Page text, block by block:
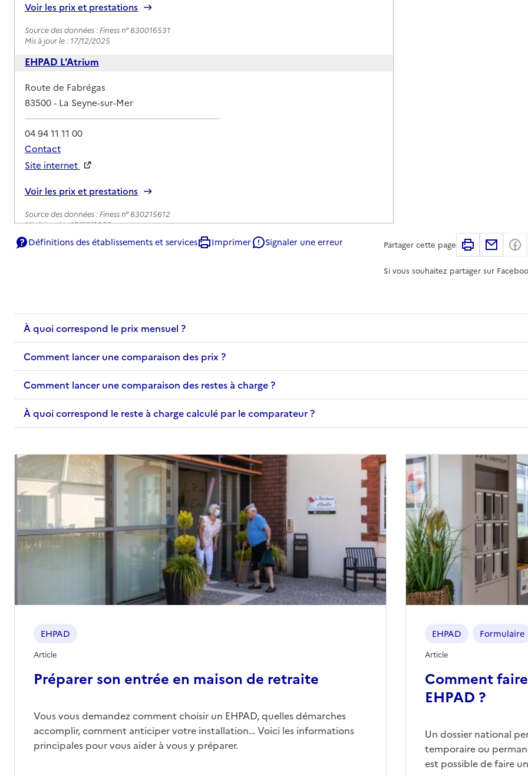
Voir les prix et prestations
Source des données : Finess n° 830016531
Mis à jour le : 17/12/2025
EHPAD L'Atrium
Adresse
Route de Fabrégas
83500- La Seyne-sur-Mer
04 94 11 11 00
Contact
Site internet
Voir les prix et prestations
Source des données : Finess n° 830215612
Mis à jour le : 15/06/2026
EHPAD Résidence Saint-Honorat
04 94 06 58 28
Contact
Rapport HAS
Voir les prix et prestations
Source des données : Finess n° 830211702
Mis à jour le : 09/07/2026
EHPAD Les jardins de Mar Vivo
Adresse
104 chemin de mar-vivo aux 2 chenes (vc
83500-La Seyne-sur-Mer
Contact
Site internet
Source des données : Finess n° 830004529
Mis à jour le : 17/07/2026
Adresse
517 avenue de Rome
Contact
Site internet
Rapport HAS
Définitions des établissements et services Imprimer Signaler une erreur Partager cette page Imprimer
Si vous souhaitez partager sur
À quoi correspond le prix mensuel ?
Comment lancer une comparaison des prix ?
Comment lancer une comparaison des restes à charge ?
À quoi correspond le reste à charge calculé par le comparateur ?
Préparer son entrée en maison de retraite
EHPAD
Article
Vous vous demandez comment choisir un EHPAD, quelles démarches
accomplir, comment anticiper votre installation… Voici les informations
principales pour vous aider à vous y préparer.
Comment
EHPAD ?
EHPAD Formulaire
Article
Un dossier national
temporaire ou
est possible de faire